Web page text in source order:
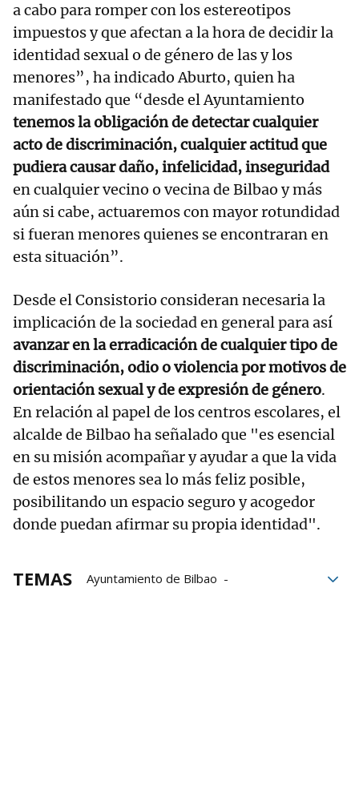
a cabo para romper con los estereotipos
impuestos y que afectan a la hora de decidir la
identidad sexual o de género de las y los
menores”, ha indicado Aburto, quien ha
manifestado que “desde el Ayuntamiento
tenemos la obligación de detectar cualquier
acto de discriminación, cualquier actitud que
pudiera causar daño, infelicidad, inseguridad
en cualquier vecino o vecina de Bilbao y más
aún si cabe, actuaremos con mayor rotundidad
si fueran menores quienes se encontraran en
esta situación”.
Desde el Consistorio consideran necesaria la
implicación de la sociedad en general para así
avanzar en la erradicación de cualquier tipo de
discriminación, odio o violencia por motivos de
orientación sexual y de expresión de género.
En relación al papel de los centros escolares, el
alcalde de Bilbao ha señalado que "es esencial
en su misión acompañar y ayudar a que la vida
de estos menores sea lo más feliz posible,
posibilitando un espacio seguro y acogedor
donde puedan afirmar su propia identidad".
TEMAS
Ayuntamiento de Bilbao